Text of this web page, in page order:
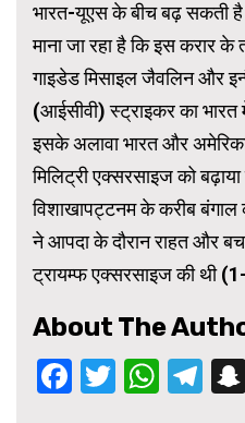
भारत-यूएस के बीच बढ़ सकती है
माना जा रहा है कि इस करार
गाइडेड मिसाइल जैवलिन और
(आईसीवी) स्ट्राइकर का भारत
इसके अलावा भारत और
मिलिट्री एक्सरसाइज को बढ़ाया
विशाखापट्टनम के करीब बंगाल
ने आपदा के दौरान राहत और
ट्रायम्फ एक्सरसाइज की थी
About The
Facebook
Twitter